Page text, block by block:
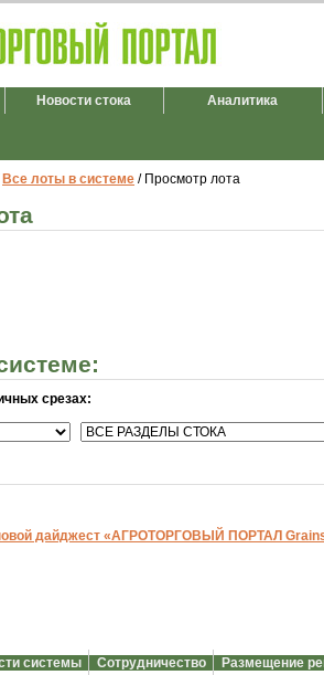
Новости стока Аналитика
Все лоты в системе / Просмотр лота
срезах:
дайджест «АГРОТОРГОВЫЙ ПОРТАЛ
системы Сотрудничество Размещение